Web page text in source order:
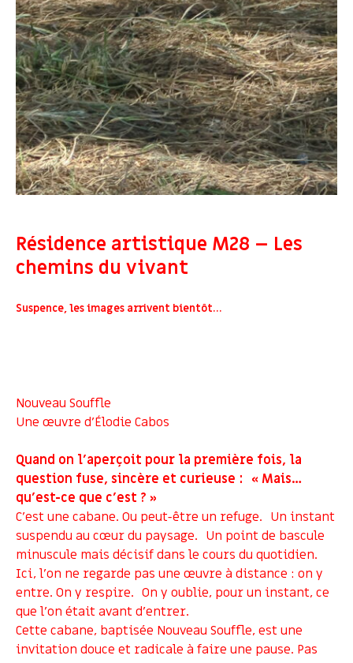
Résidence artistique M28 – Les
chemins du vivant
Suspence, les images arrivent bientôt…
Nouveau Souffle
Une œuvre d’Élodie Cabos
Quand on l’aperçoit pour la première fois, la
question fuse, sincère et curieuse : « Mais…
qu’est-ce que c’est ? »
C’est une cabane. Ou peut-être un refuge. Un instant
suspendu au cœur du paysage. Un point de bascule
minuscule mais décisif dans le cours du quotidien.
Ici, l’on ne regarde pas une œuvre à distance : on y
entre. On y respire. On y oublie, pour un instant, ce
que l’on était avant d’entrer.
Cette cabane, baptisée Nouveau Souffle, est une
invitation douce et radicale à faire une pause. Pas